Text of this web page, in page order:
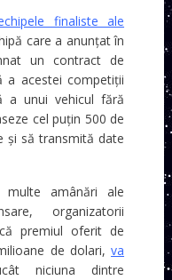
finaliste ale
care a anunțat în
un contract de
a acestei competiții
a unui vehicul fără
cel puțin 500 de
și să transmită date
amânări ale
organizatorii
premiul oferit de
de dolari,va
niciuna dintre